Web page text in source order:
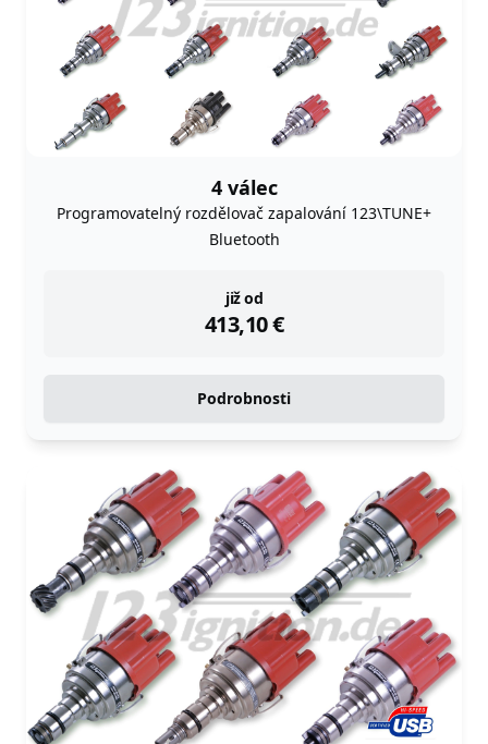
4 válec
Programovatelný rozdělovač zapalování 123\TUNE+
Bluetooth
již od
413,10€
instock
Podrobnosti